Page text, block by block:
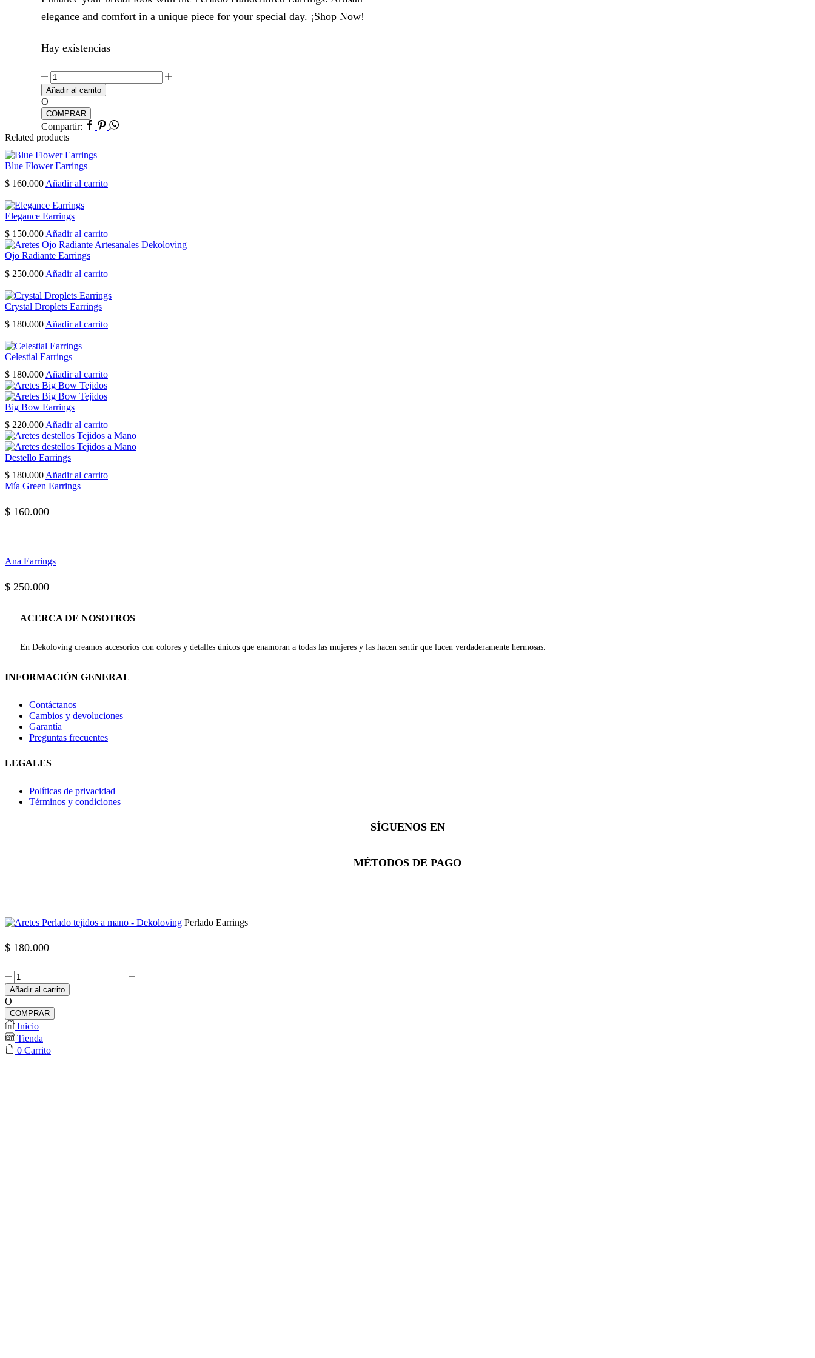
elegance and comfort in a unique piece for your special day. ¡Shop Now!
Hay existencias
Perlado
Earrings
cantidad
Añadir al carrito
O
COMPRAR
Compartir: Facebook
Pinterest
Whatsapp
Related products
Blue Flower Earrings
$ 160.000 Añadir al carrito
Elegance Earrings
$ 150.000 Añadir al carrito
Ojo Radiante Earrings
$ 250.000 Añadir al carrito
Crystal Droplets Earrings
$ 180.000 Añadir al carrito
Celestial Earrings
$ 180.000 Añadir al carrito
Big Bow Earrings
$ 220.000 Añadir al carrito
Destello Earrings
$ 180.000 Añadir al carrito
Mía Green Earrings
$ 160.000
Ana Earrings
$ 250.000
ACERCA DE NOSOTROS
En Dekoloving creamos accesorios con colores y detalles únicos que enamoran a todas las mujeres y las hacen sentir que lucen verdaderamente hermosas.
INFORMACIÓN GENERAL
Contáctanos
Cambios y devoluciones
Garantía
Preguntas frecuentes
LEGALES
Políticas de privacidad
Términos y condiciones
SÍGUENOS EN
Facebook
Instagram
Whatsapp
MÉTODOS DE PAGO
Perlado Earrings
$ 180.000
Perlado
Earrings
cantidad
Añadir al carrito
O
COMPRAR
Inicio
Tienda
0 Carrito